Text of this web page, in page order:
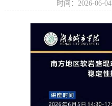
时间：2026-06-04